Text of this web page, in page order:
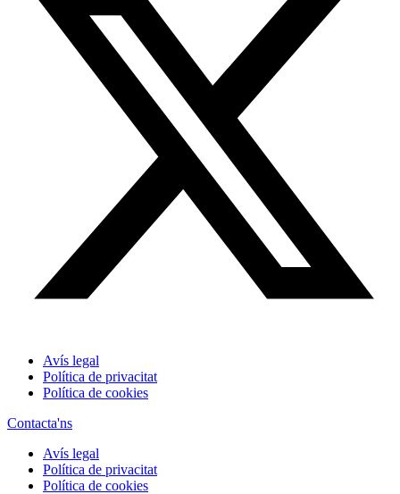
Avís legal
Política de privacitat
Política de cookies
Contacta'ns
Avís legal
Política de privacitat
Política de cookies